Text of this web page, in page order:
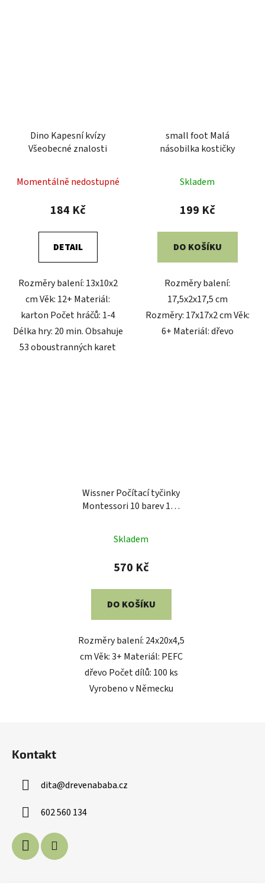
Dino Kapesní kvízy
Všeobecné znalosti
Momentálně nedostupné
184 Kč
DETAIL
Rozměry balení: 13x10x2
cm Věk: 12+ Materiál:
karton Počet hráčů: 1-4
Délka hry: 20 min. Obsahuje
53 oboustranných karet
small foot Malá
násobilka kostičky
Skladem
199 Kč
DO KOŠÍKU
Rozměry balení:
17,5x2x17,5 cm
Rozměry: 17x17x2 cm Věk:
6+ Materiál: dřevo
Wissner Počítací tyčinky
Montessori 10 barev 100
Skladem
570 Kč
DO KOŠÍKU
Rozměry balení: 24x20x4,5
cm Věk: 3+ Materiál: PEFC
dřevo Počet dílů: 100 ks
Vyrobeno v Německu
Kontakt
dita@drevenababa.cz
602 560 134